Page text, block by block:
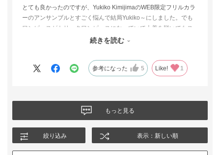
とても良かったのですが、Yukiko KimijimaのWEB限定フリルカラ
ーのアンサンブルとすごく悩んで結局Yukiko～にしました。でも
ワンピースがトリックワンピースになっていて上着を脱いでもス
タイルがよく見えたので本当に悩みました。決め手はYukiko～の
続きを読む
参考になった 5 Like! 1
もっと見る
絞り込み 表示：新しい順